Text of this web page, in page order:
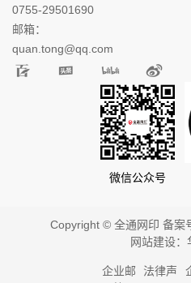
0755-29501690
邮箱：
quan.tong@qq.com
微信公众号
Copyright © 全通网印 备案
网站建设：
企业邮
法律声